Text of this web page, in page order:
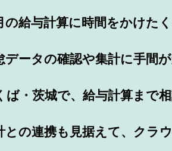
の給与計算に時間をかけた
データの確認や集計に⼿間
ば・茨城で、給与計算まで
との連携も⾒据えて、クラ